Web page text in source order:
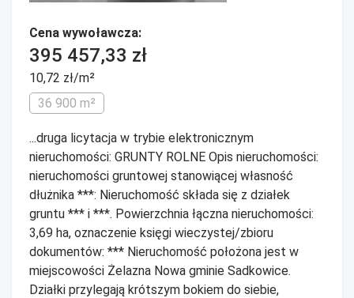
Cena wywoławcza:
395 457,33 zł
10,72 zł/m²
36 900 m²
...druga licytacja w trybie elektronicznym
nieruchomości: GRUNTY ROLNE Opis nieruchomości:
nieruchomości gruntowej stanowiącej własność
dłużnika ***: Nieruchomość składa się z działek
gruntu *** i ***. Powierzchnia łączna nieruchomości:
3,69 ha, oznaczenie księgi wieczystej/zbioru
dokumentów: *** Nieruchomość położona jest w
miejscowości Żelazna Nowa gminie Sadkowice.
Działki przylegają krótszym bokiem do siebie,